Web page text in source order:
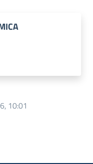
10:01